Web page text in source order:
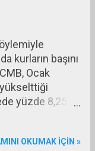
başladı,
kurların başını
Ocak
yükselttiği
yüzde 8,25’e
gitti.
OKUMAK IÇIN »